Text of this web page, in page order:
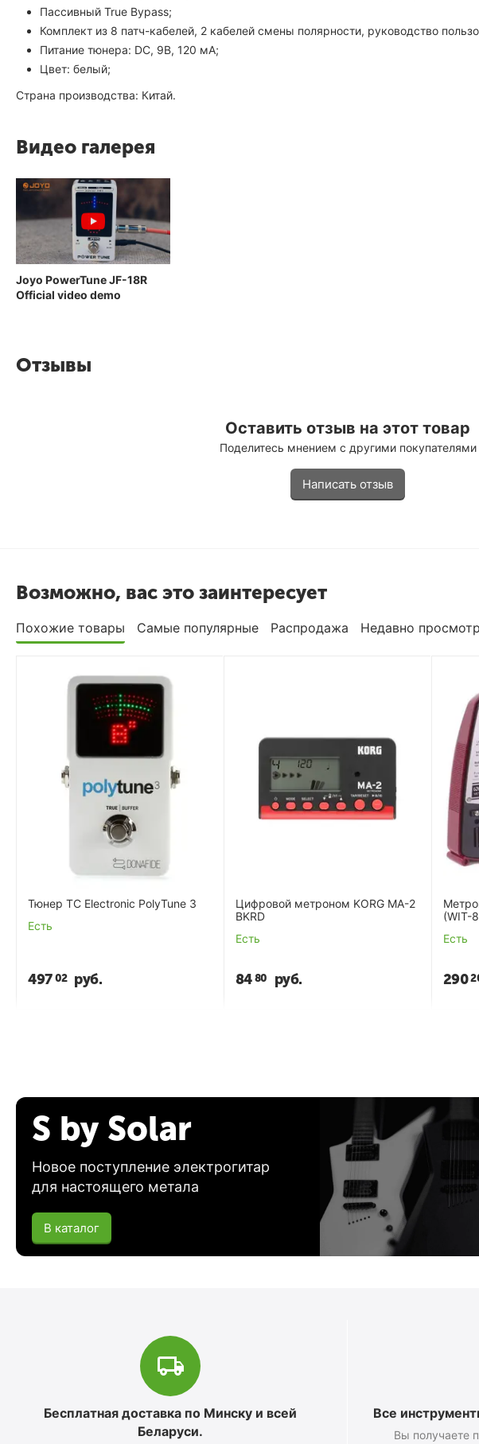
Пассивный True Bypass;
Комплект из 8 патч-кабелей, 2 кабелей смены полярности, руководство
Питание тюнера: DC, 9В, 120 мА;
Цвет: белый;
Страна производства: Китай.
Видео галерея
Joyo PowerTune JF-18R
Official video demo
Отзывы
Оставить отзыв на этот товар
Поделитесь мнением с другими покупателями
Написать отзыв
Возможно, вас это заинтересует
Похожие товары Самые популярные Распродажа Недавно
Тюнер TC Electronic PolyTune 3
Есть
49702 руб.
Цифровой метроном KORG MA-2
BKRD
Есть
8480 руб.
(WIT-
Есть
290
S by Solar
Новое поступление электрогитар
для настоящего метала
В каталог
Бесплатная доставка по Минску и всей
Беларуси.
Все
Вы получаете